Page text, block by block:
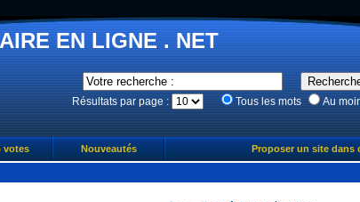
EN LIGNE . NET
Résultats par page : Tous les mots Au
votes Nouveautés Proposer un site dans